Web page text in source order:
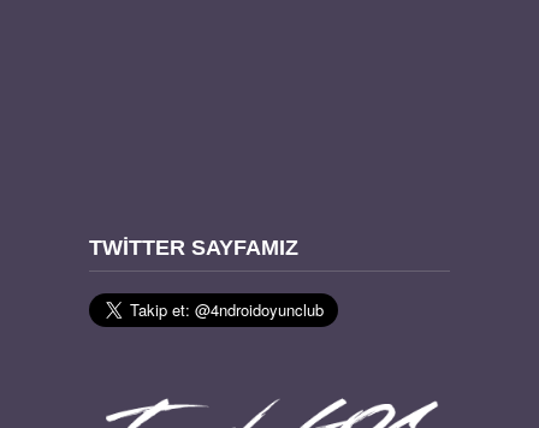
TWITTER SAYFAMIZ